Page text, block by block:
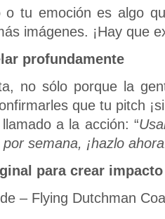
o tu emoción es algo
imágenes. ¡Hay que
profundamente
no sólo porque la
que tu pitch
a la acción: “
semana, ¡hazlo
para crear impacto
– Flying Dutchman